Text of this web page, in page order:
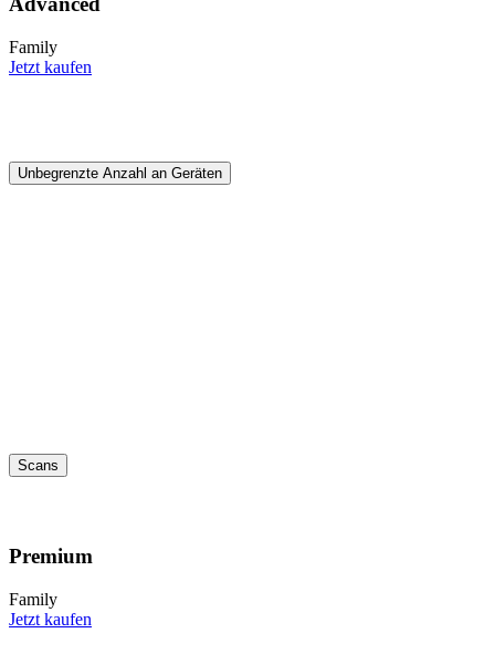
Family
Jetzt kaufen
Unbegrenzte Anzahl an Geräten
Scans
Premium
Family
Jetzt kaufen